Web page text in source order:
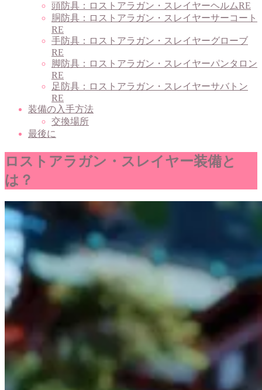
頭防具：ロストアラガン・スレイヤーヘルムRE
胴防具：ロストアラガン・スレイヤーサーコート
RE
手防具：ロストアラガン・スレイヤーグローブ
RE
脚防具：ロストアラガン・スレイヤーパンタロン
RE
足防具：ロストアラガン・スレイヤーサバトン
RE
装備の入手方法
交換場所
最後に
ロストアラガン・スレイヤー装備と
は？